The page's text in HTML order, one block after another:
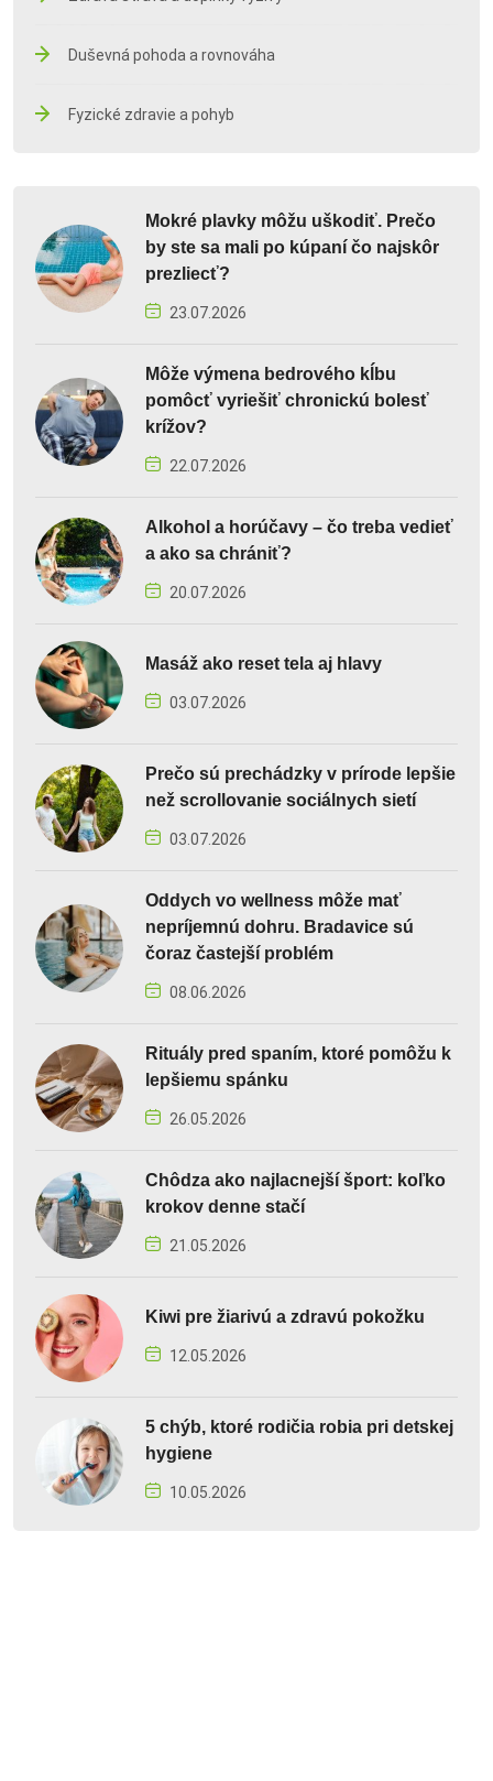
Duševná pohoda a rovnováha
Fyzické zdravie a pohyb
Mokré plavky môžu uškodiť. Prečo
by ste sa mali po kúpaní čo najskôr
prezliecť?
23.07.2026
Môže výmena bedrového kĺbu
pomôcť vyriešiť chronickú bolesť
krížov?
22.07.2026
Alkohol a horúčavy – čo treba vedieť
a ako sa chrániť?
20.07.2026
Masáž ako reset tela aj hlavy
03.07.2026
Prečo sú prechádzky v prírode lepšie
než scrollovanie sociálnych sietí
03.07.2026
Oddych vo wellness môže mať
nepríjemnú dohru. Bradavice sú
čoraz častejší problém
08.06.2026
Rituály pred spaním, ktoré pomôžu k
lepšiemu spánku
26.05.2026
Chôdza ako najlacnejší šport: koľko
krokov denne stačí
21.05.2026
Kiwi pre žiarivú a zdravú pokožku
12.05.2026
5 chýb, ktoré rodičia robia pri detskej
hygiene
10.05.2026